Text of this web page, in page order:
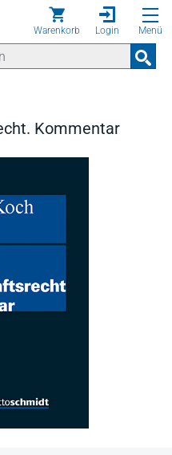
Warenkorb Login Menü
Kommentar